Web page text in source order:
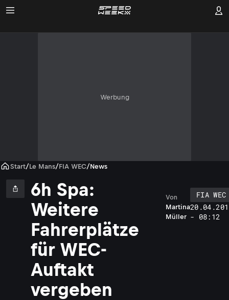
Werbung
Start/Le Mans/FIA WEC/News
6h Spa:
Weitere
Fahrerplätze
für WEC-
Auftakt
vergeben
Martina
Müller
Von
FIA WEC
- 08:12